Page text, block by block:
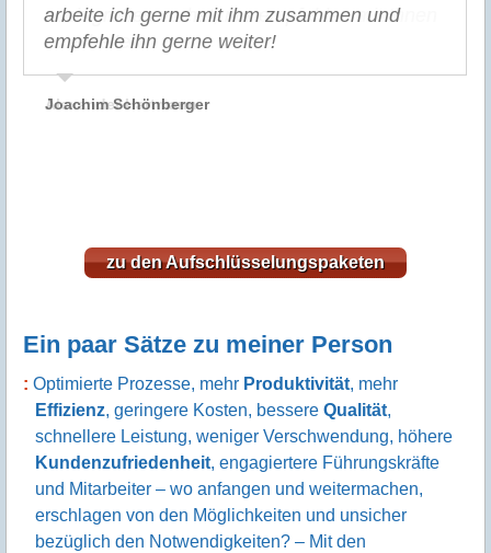
Götz Müller sieht die menschlich-sozialen
Unternehmens. Nicht nur, aber auch deshalb
arbeite ich gerne mit ihm zusammen und
Ich möchte Ihnen hiermit noch einmal
eingebracht zu haben. Ich kann jedem, der
noch großes vorhat, nur empfehlen mit Ihnen
Ein paar Sätze zu meiner Person
Optimierte Prozesse, mehrProduktivität, mehr
Effizienz, geringere Kosten, bessereQualität,
schnellere Leistung, weniger Verschwendung, höhere